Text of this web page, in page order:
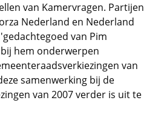
van Kamervragen. Partijen
Nederland en Nederland
van Pim
hem onderwerpen
van
samenwerking bij de
van 2007 verder is uit te